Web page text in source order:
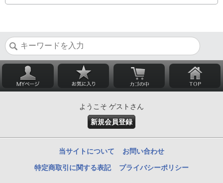
ようこそ ゲストさん
新規会員登録
当サイトについて お問い合わせ
特定商取引に関する表記 プライバシーポリシー